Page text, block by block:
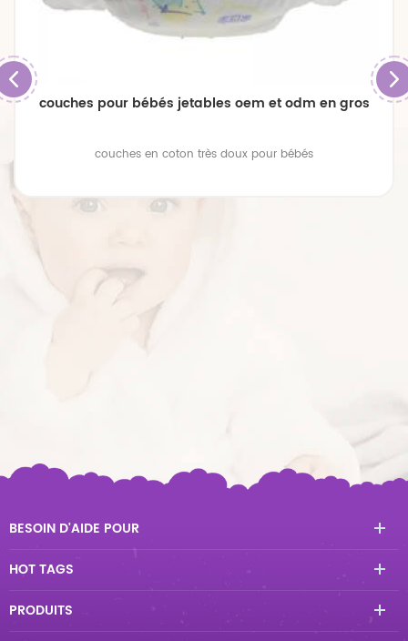
couches pour bébés jetables oem et odm en gros
couches en coton très doux pour bébés
BESOIN D'AIDE POUR
HOT TAGS
PRODUITS